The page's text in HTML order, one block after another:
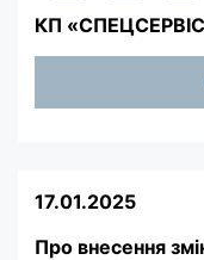
КП
17.01.2025
Про внесення